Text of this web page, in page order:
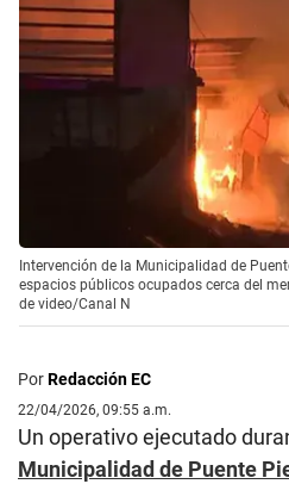
Intervención de la Municipalidad de
espacios públicos ocupados cerca del
de video/Canal N
PorRedacción EC
22/04/2026, 09:55 a.m.
Un operativo ejecutado
Municipalidad de Puente